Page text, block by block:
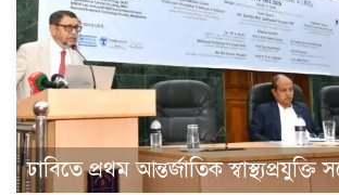
ঢাবিতে প্রথম আন্তর্জাতিক স্বাস্থ্যপ্রযুক্তি